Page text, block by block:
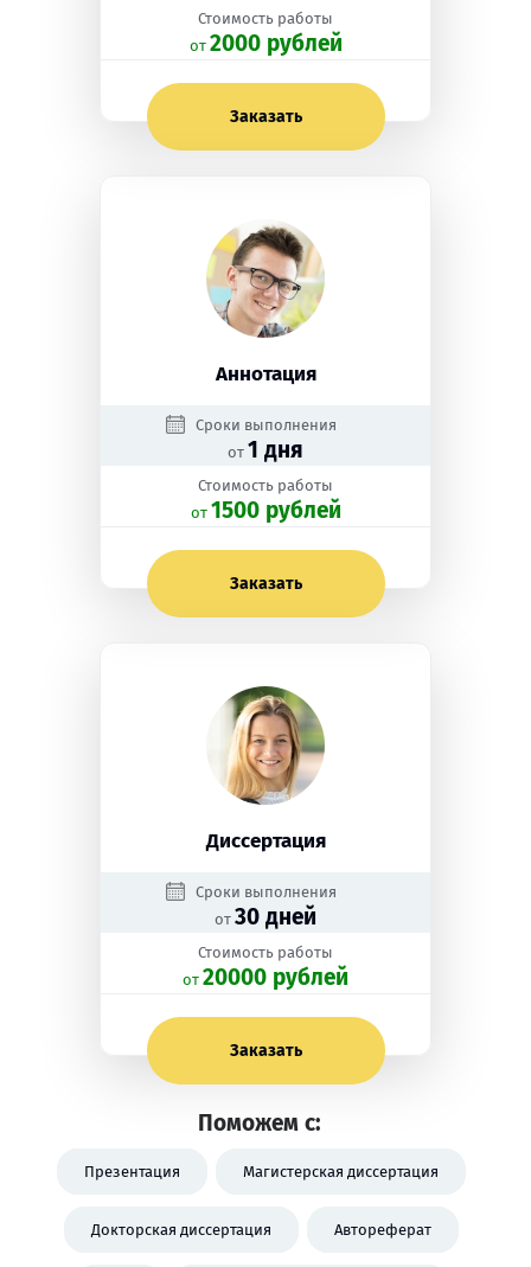
Стоимость работы
oт 2000 рублей
Заказать
Аннотация
Сроки выполнения
от 1 дня
Стоимость работы
oт 1500 рублей
Заказать
Диссертация
Сроки выполнения
от 30 дней
Стоимость работы
oт 20000 рублей
Заказать
Поможем с:
Презентация Магистерская диссертация
Докторская диссертация Автореферат